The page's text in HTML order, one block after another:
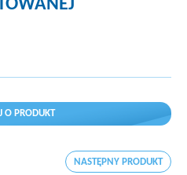
O PRODUKT
NASTĘPNY PRODUKT